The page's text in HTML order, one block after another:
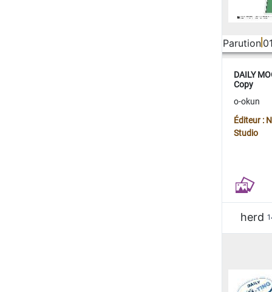
Parution
DAILY
Copy
o-okun
Éditeur :
Studio
herd